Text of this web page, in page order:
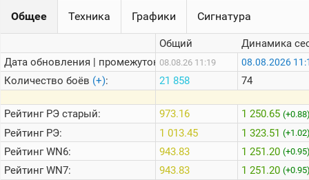
Информация
Онлайн
Цветовая
шкала
Теlegram
ВК
Портал
Мира
Танков
Общее Техника Графики Сигнатура
Дата обновления | промежуток:
Количество боёв (+):
РейтингРЭ старый:
РейтингРЭ:
РейтингWN6:
РейтингWN7:
Общий
08.08.26 11:19
21 858
973.16
1 013.45
943.83
943.83
Динамика
08.08.2026
74
1 250.65
1 323.51
1 251.20
1 251.20